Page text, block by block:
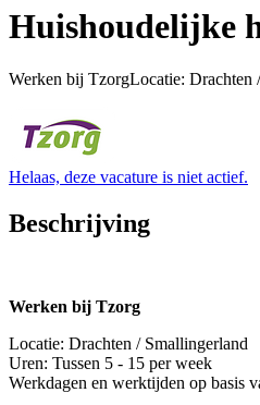
Huishoudelijke
Werken bij TzorgLocatie: Drachten
Helaas, deze vacature is niet actief.
Beschrijving
Werken bij Tzorg
Locatie: Drachten / Smallingerland
Uren: Tussen 5 - 15 per week
Werkdagen en werktijden op basis